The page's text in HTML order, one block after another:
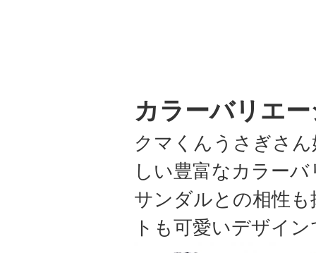
カラーバリエ
クマくんうさぎさ
しい豊富なカラー
サンダルとの相性
トも可愛いデザイ